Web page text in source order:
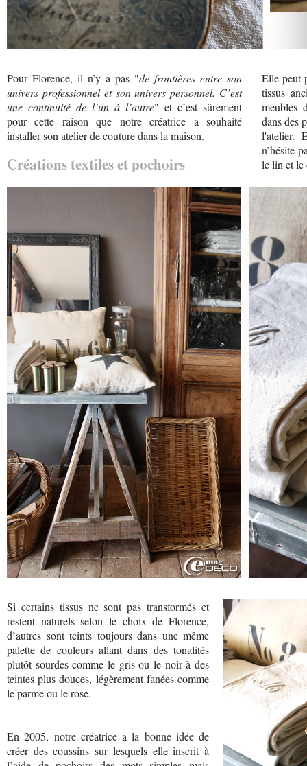
Pour Florence, il n’y a pas "de frontières entre son
univers professionnel et son univers personnel. C’est
une continuité de l’un à l’autre" et c’est sûrement
pour cette raison que notre créatrice a souhaité
installer son atelier de couture dans la maison.
Créations textiles et pochoirs
Elle peut
tissus
meubles
dans des
l'atelier.
n’hésite
le lin et le
Si certains tissus ne sont pas transformés et
restent naturels selon le choix de Florence,
d’autres sont teints toujours dans une même
palette de couleurs allant dans des tonalités
plutôt sourdes comme le gris ou le noir à des
teintes plus douces, légèrement fanées comme
le parme ou le rose.
En 2005, notre créatrice a la bonne idée de
créer des coussins sur lesquels elle inscrit à